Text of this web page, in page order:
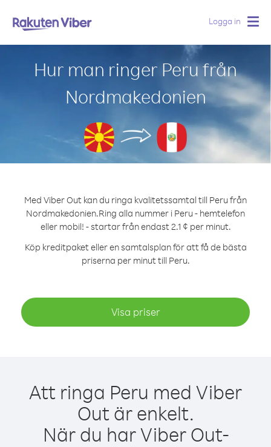
Logga in
Hur man ringer Peru från
Nordmakedonien
Med Viber Out kan du ringa kvalitetssamtal till Peru från
Nordmakedonien.Ring alla nummer i Peru - hemtelefon
eller mobil! - startar från endast 2.1 ¢ per minut.
Köp kreditpaket eller en samtalsplan för att få de bästa
priserna per minut till Peru.
Visa priser
Att ringa Peru med Viber
Out är enkelt.
När du har Viber Out-